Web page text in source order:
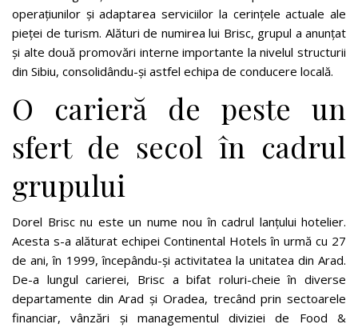
operațiunilor și adaptarea serviciilor la cerințele actuale ale
pieței de turism. Alături de numirea lui Brisc, grupul a anunțat
și alte două promovări interne importante la nivelul structurii
din Sibiu, consolidându-și astfel echipa de conducere locală.
O carieră de peste un
sfert de secol în cadrul
grupului
Dorel Brisc nu este un nume nou în cadrul lanțului hotelier.
Acesta s-a alăturat echipei Continental Hotels în urmă cu 27
de ani, în 1999, începându-și activitatea la unitatea din Arad.
De-a lungul carierei, Brisc a bifat roluri-cheie în diverse
departamente din Arad și Oradea, trecând prin sectoarele
financiar, vânzări și managementul diviziei de Food &